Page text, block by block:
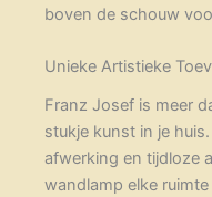
boven de schouw
Unieke Artistieke
Franz Josef is meer
stukje kunst in je
afwerking en tijdloze
wandlamp elke